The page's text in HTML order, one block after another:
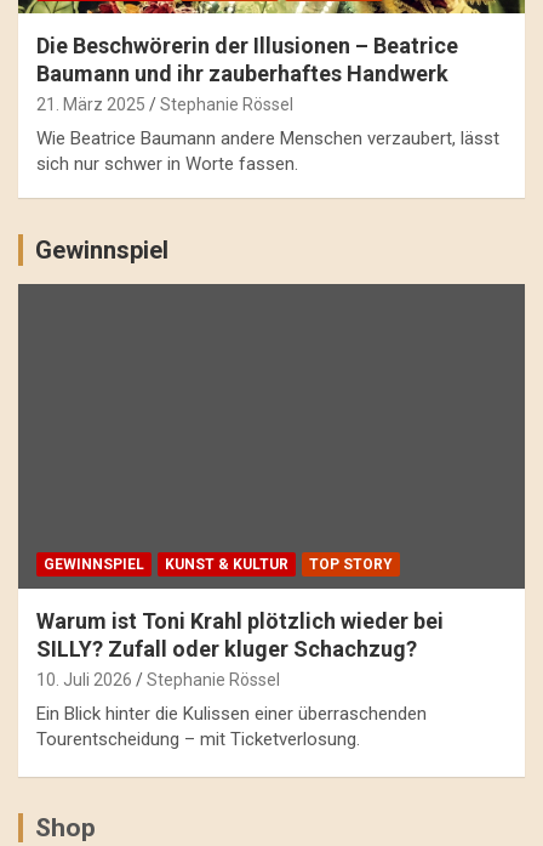
Die Beschwörerin der Illusionen – Beatrice
Baumann und ihr zauberhaftes Handwerk
21. März 2025 Stephanie Rössel
Wie Beatrice Baumann andere Menschen verzaubert, lässt
sich nur schwer in Worte fassen.
Gewinnspiel
GEWINNSPIEL KUNST & KULTUR TOP STORY
Warum ist Toni Krahl plötzlich wieder bei
SILLY? Zufall oder kluger Schachzug?
10. Juli 2026 Stephanie Rössel
Ein Blick hinter die Kulissen einer überraschenden
Tourentscheidung – mit Ticketverlosung.
Shop